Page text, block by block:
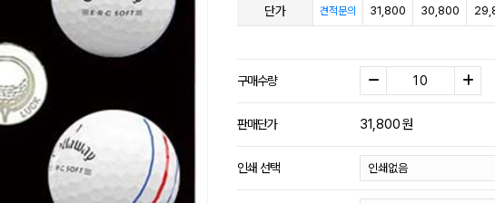
단가 견적문의 31,800 30,800
구매수량
판매단가 31,800원
인쇄 선택